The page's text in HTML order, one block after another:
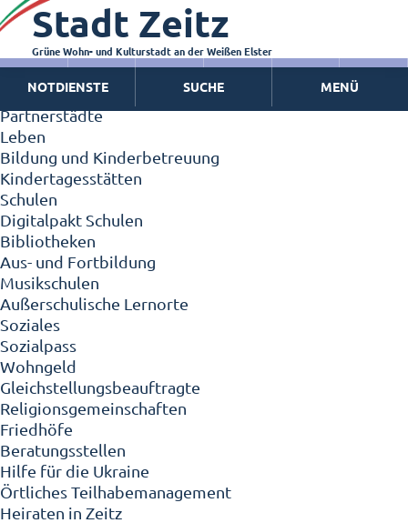
Zeitz - Die Kleinstadt
Willkommen in Zeitz!
Interview mit Oberbürgermeister Christian Thieme
Zeitz - Stadt der Zukunft
Ortschaften
Partnerstädte
Leben
Bildung und Kinderbetreuung
Kindertagesstätten
Schulen
Digitalpakt Schulen
Bibliotheken
Aus- und Fortbildung
Musikschulen
Außerschulische Lernorte
Soziales
Sozialpass
Wohngeld
Gleichstellungsbeauftragte
Religionsgemeinschaften
Friedhöfe
Beratungsstellen
Hilfe für die Ukraine
Örtliches Teilhabemanagement
Heiraten in Zeitz
Stadt Zeitz
Grüne Wohn- und Kulturstadt an der Weißen Elster
NOTDIENSTE SUCHE MENÜ